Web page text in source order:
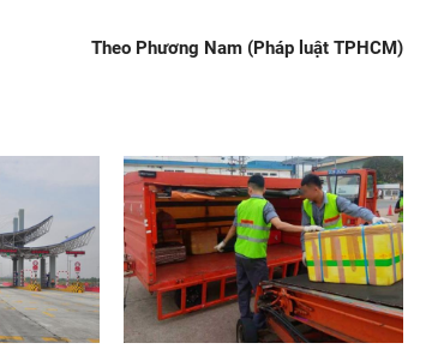
Theo Phương Nam (Pháp luật TPHCM)